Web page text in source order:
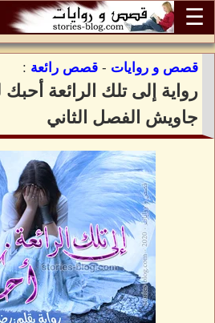
☰
قصص و روايات - قصص رائعة :
رواية إلى تلك الرائعة
جاويش الفصل الثاني